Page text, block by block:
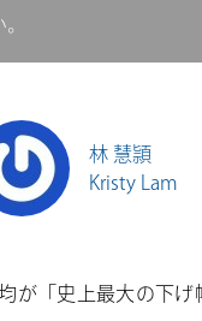
林 慧頴
Kristy Lam
が「史上最大の下